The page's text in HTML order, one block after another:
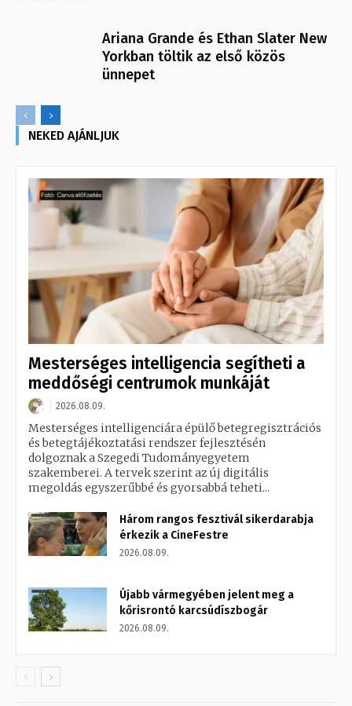
Ariana Grande és Ethan Slater New
Yorkban töltik az első közös
ünnepet
NEKED AJÁNLJUK
Mesterséges intelligencia segítheti a
meddőségi centrumok munkáját
2026.08.09.
Mesterséges intelligenciára épülő betegregisztrációs
és betegtájékoztatási rendszer fejlesztésén
dolgoznak a Szegedi Tudományegyetem
szakemberei. A tervek szerint az új digitális
megoldás egyszerűbbé és gyorsabbá teheti...
Három rangos fesztivál sikerdarabja
érkezik a CineFestre
2026.08.09.
Újabb vármegyében jelent meg a
kőrisrontó karcsúdíszbogár
2026.08.09.